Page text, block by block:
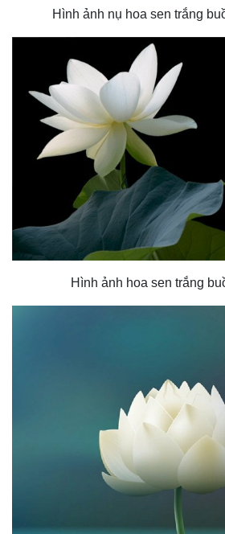
Hình ảnh nụ hoa sen trắng
Hình ảnh hoa sen trắng